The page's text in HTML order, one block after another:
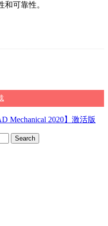
可靠性。
Mechanical 2020】激活版